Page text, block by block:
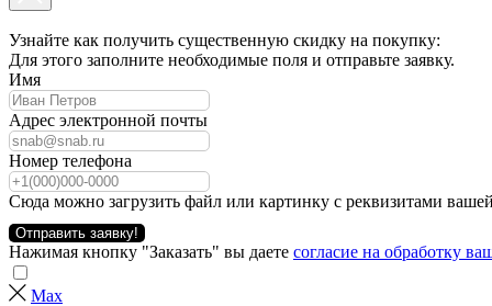
Узнайте как получить существенную скидку на покупку:
Для этого заполните необходимые поля и отправьте заявку.
Имя
Адрес электронной почты
Номер телефона
Сюда можно загрузить файл или картинку с реквизитами
Отправить заявку!
Нажимая кнопку "Заказать" вы даете согласие на обработку
Max